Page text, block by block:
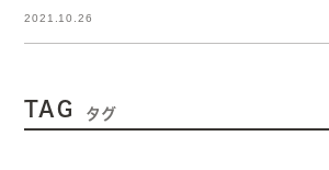
2021.10.26
TAG タグ